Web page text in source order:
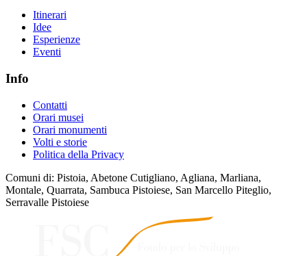
Itinerari
Idee
Esperienze
Eventi
Info
Contatti
Orari musei
Orari monumenti
Volti e storie
Politica della Privacy
Comuni di: Pistoia, Abetone Cutigliano, Agliana, Marliana,
Montale, Quarrata, Sambuca Pistoiese, San Marcello Piteglio,
Serravalle Pistoiese